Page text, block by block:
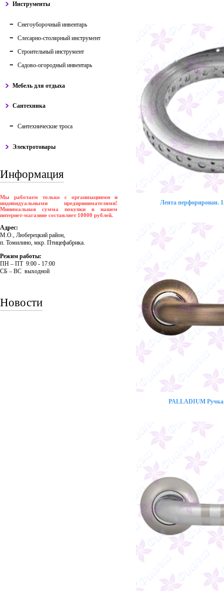
Инструменты
Снегоуборочный инвентарь
Слесарно-столярный инструмент
Строительный инструмент
Садово-огородный инвентарь
Мебель для отдыха
Сантехника
Сантехнические троса
Электротовары
Информация
Мы работаем только с организациями и
индивидуальными предпринимателями!
Минимальная сумма покупки в нашем
интернет-магазине составляет 10000 рублей.
Адрес:
М.О., Люберецкий район,
п. Томилино, мкр. Птицефабрика.
Режим работы:
ПH – ПT 9:00 - 17:00
CБ – BC выходной
Новости
Лента перфорирован.
PALLADIUM Ручка